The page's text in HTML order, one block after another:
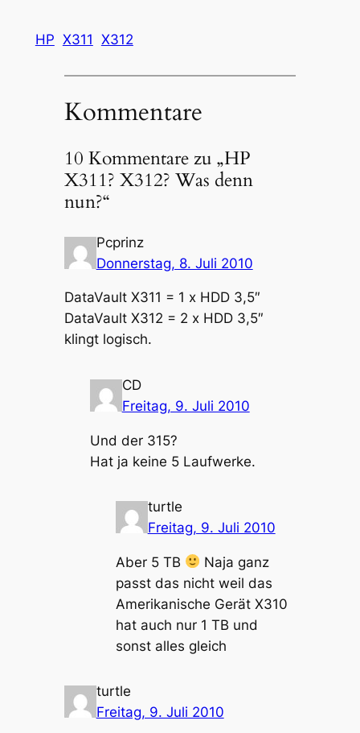
HP X311 X312
Kommentare
10 Kommentare zu „HP
X311? X312? Was denn
nun?“
Pcprinz
Donnerstag, 8. Juli 2010
DataVault X311 = 1 x HDD 3,5″
DataVault X312 = 2 x HDD 3,5″
klingt logisch.
CD
Freitag, 9. Juli 2010
Und der 315?
Hat ja keine 5 Laufwerke.
turtle
Freitag, 9. Juli 2010
Aber 5 TB
Naja ganz
passt das nicht weil das
Amerikanische Gerät X310
hat auch nur 1 TB und
sonst alles gleich
turtle
Freitag, 9. Juli 2010